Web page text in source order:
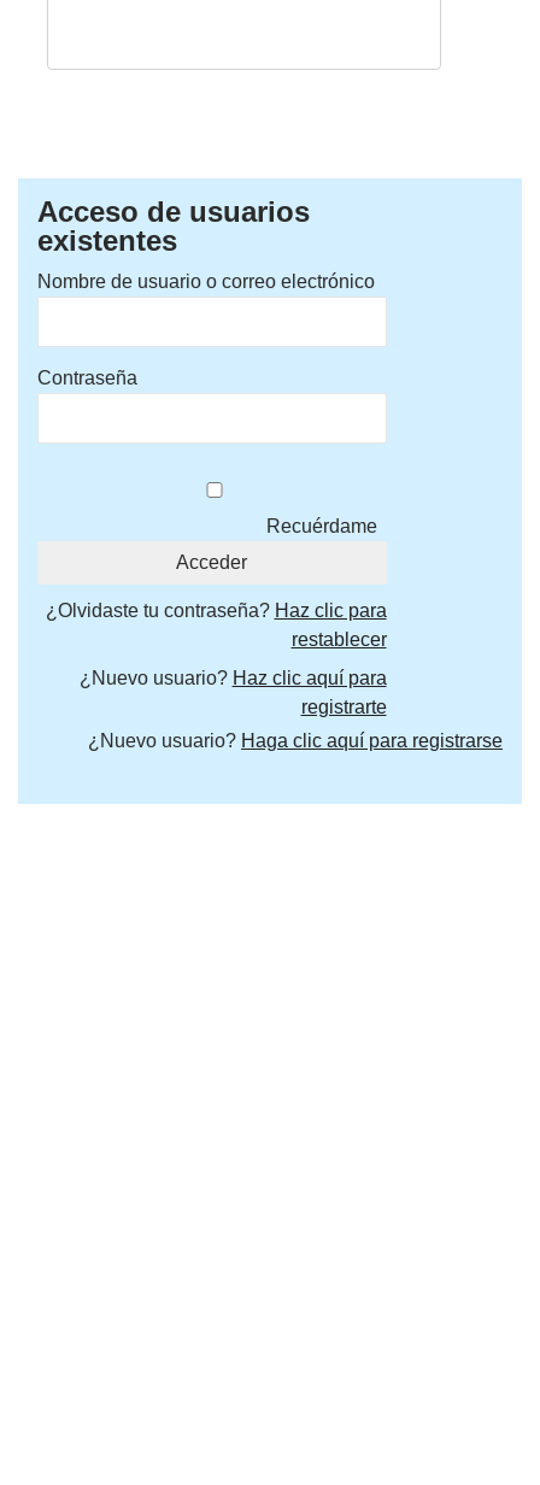
Acceso de usuarios
existentes
Nombre de usuario o correo electrónico
Contraseña
Recuérdame
¿Olvidaste tu contraseña? Haz clic para
restablecer
¿Nuevo usuario? Haz clic aquí para
registrarte
¿Nuevo usuario? Haga clic aquí para registrarse